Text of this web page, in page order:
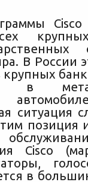
Cisco
В России
в
ситуация
позиция
Cisco
в